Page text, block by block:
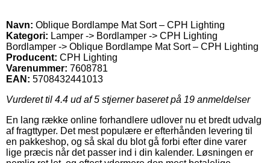
Navn: Oblique Bordlampe Mat Sort – CPH Lighting
Kategori: Lamper -> Bordlamper -> CPH Lighting
Bordlamper -> Oblique Bordlampe Mat Sort – CPH Lighting
Producent: CPH Lighting
Varenummer: 7608781
EAN: 5708432441013
Vurderet til 4.4 ud af 5 stjerner baseret på 19 anmeldelser
En lang række online forhandlere udlover nu et bredt udvalg
af fragttyper. Det mest populære er efterhånden levering til
en pakkeshop, og så skal du blot gå forbi efter dine varer
lige præcis når det passer ind i din kalender. Løsningen er